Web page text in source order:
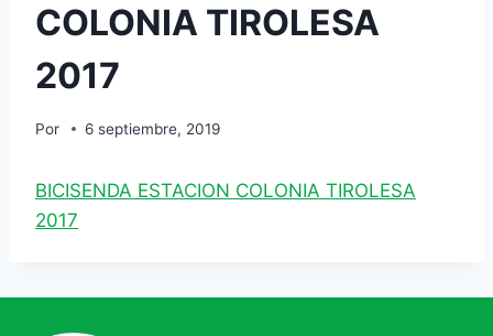
COLONIA TIROLESA
2017
Por 6 septiembre, 2019
BICISENDA ESTACION COLONIA TIROLESA
2017